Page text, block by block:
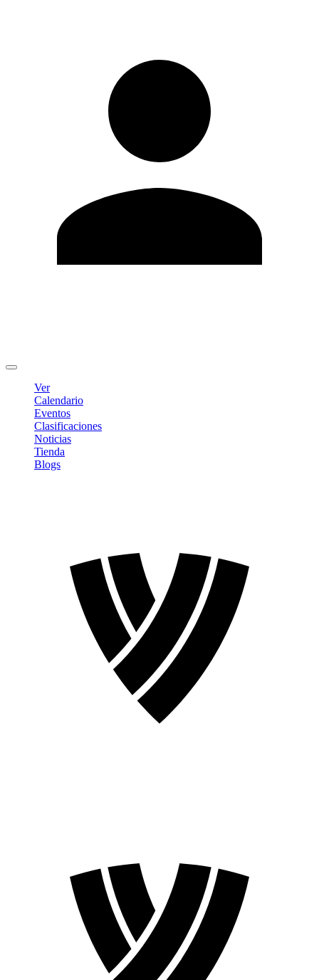
Ver
Calendario
Eventos
Clasificaciones
Noticias
Tienda
Blogs